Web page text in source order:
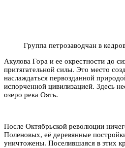
Группа петрозаводчан в
Акулова Гора и ее окрестности до
притягательной силы. Это место
наслаждаться первозданной
испорченной цивилизацией. Здесь
озеро река Оять.
После Октябрьской революции
Поленовых, её деревянные
уничтожены. Поселившаяся в этих